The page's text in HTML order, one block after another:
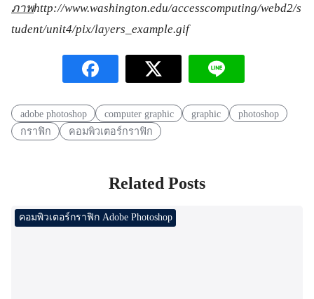
ภาพhttp://www.washington.edu/accesscomputing/webd2/s
tudent/unit4/pix/layers_example.gif
adobe photoshop computer graphic graphic
photoshop
กราฟิก
คอมพิวเตอร์กราฟิก
Related Posts
คอมพิวเตอร์กราฟิก Adobe Photoshop